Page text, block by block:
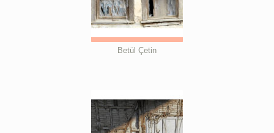
Betül Çetin